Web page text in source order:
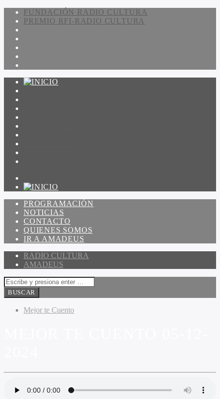
FUNDACIÓN RADIO CULTURA
PREMIO RFI-RADIO CULTURA
PROGRAMACIÓN
NOTICIAS
CONTACTO
QUIENES SOMOS
IR A AMADEUS
RADIO CULTURA
AMADEUS
Mejor te Cuento